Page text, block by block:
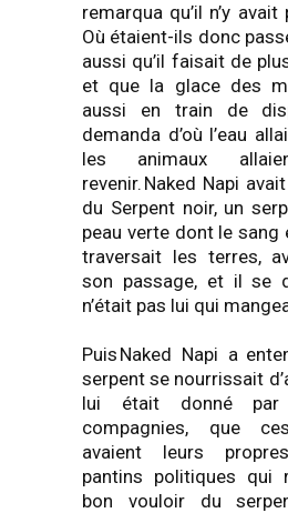
remarqua qu’il n’y avait
Où étaient-ils donc
aussi qu’il faisait de
et que la glace des
aussi en train de
demanda d’où l’eau
les animaux
revenir. Naked Napi
du Serpent noir, un
peau verte dont le sang
traversait les terres,
son passage, et il se
n’était pas lui qui
Puis Naked Napi a
serpent se nourrissait
lui était donné par
compagnies, que
avaient leurs propres
pantins politiques qui
bon vouloir du